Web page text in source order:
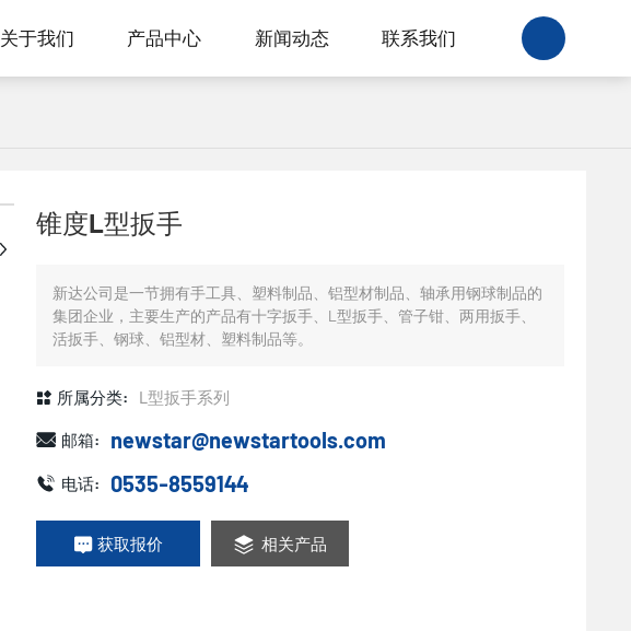
关于我们 产品中心 新闻动态 联系我们
锥度L型扳手
新达公司是一节拥有手工具、塑料制品、铝型材制品、轴承用钢球制品的
集团企业，主要生产的产品有十字扳手、L型扳手、管子钳、两用扳手、
活扳手、钢球、铝型材、塑料制品等。
所属分类: L型扳手系列
邮箱: newstar@newstartools.com
电话: 0535-8559144
获取报价 相关产品